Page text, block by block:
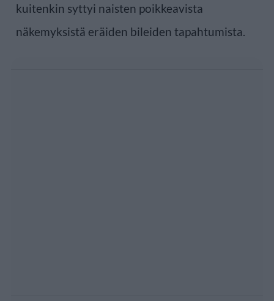
kuitenkin syttyi naisten poikkeavista
näkemyksistä eräiden bileiden tapahtumista.